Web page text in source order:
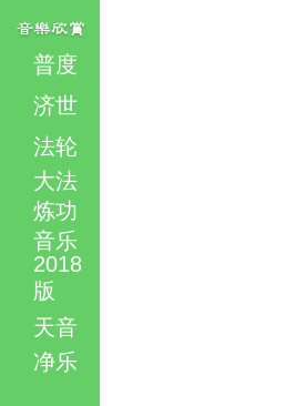
普度
济世
法轮
大法
炼功
音乐
2018
版
天音
净乐